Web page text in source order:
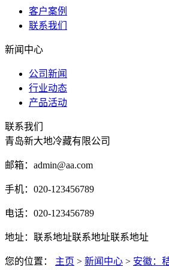
客户案例
联系我们
新闻中心
公司新闻
行业动态
产品活动
联系我们
青岛新大地冷藏有限公司
邮箱：admin@aa.com
手机：020-123456789
电话：020-123456789
地址：联系地址联系地址联系地址
您的位置： 主页 > 新闻中心 > 安徽：